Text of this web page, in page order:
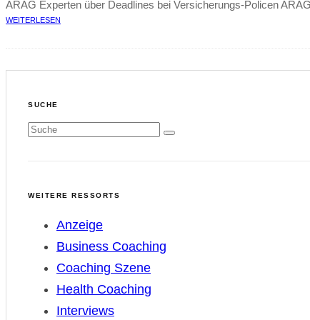
ARAG Experten über Deadlines bei Versicherungs-Policen
WEITERLESEN
SUCHE
WEITERE RESSORTS
Anzeige
Business Coaching
Coaching Szene
Health Coaching
Interviews